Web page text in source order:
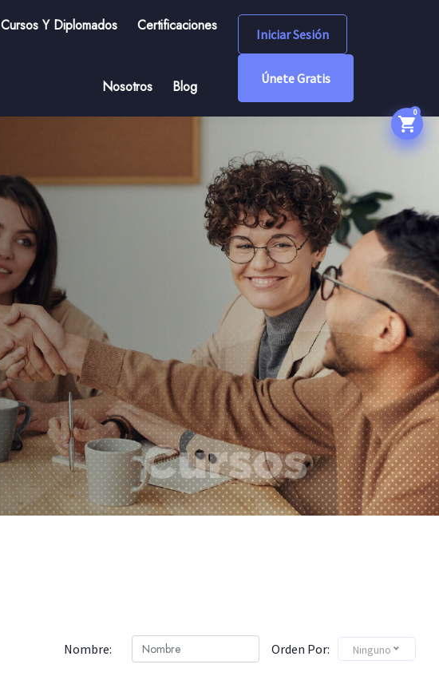
Cursos Y Diplomados Certificaciones
Nosotros Blog
Iniciar Sesión
Únete Gratis
0
Nombre: Orden Por: Ninguno